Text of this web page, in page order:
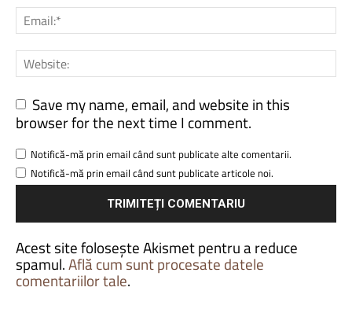
Save my name, email, and website in this
browser for the next time I comment.
Notifică-mă prin email când sunt publicate alte comentarii.
Notifică-mă prin email când sunt publicate articole noi.
Acest site folosește Akismet pentru a reduce
spamul.Află cum sunt procesate datele
comentariilor tale.